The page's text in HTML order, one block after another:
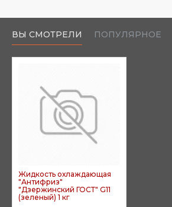
ВЫ СМОТРЕЛИ ПОПУЛЯРНОЕ
Жидкость охлаждающая
"Антифриз"
"Дзержинский ГОСТ" G11
(зеленый) 1 кг